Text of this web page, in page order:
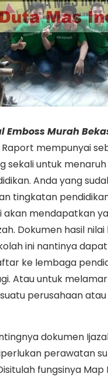
Emboss Murah
Raport mempunyai
sekali untuk
Anda yang
tingkatan
akan mendapatkan
Dokumen hasil
ini nantinya
ke lembaga
Atau untuk
perusahaan
dokumen
perawatan
fungsinya Map